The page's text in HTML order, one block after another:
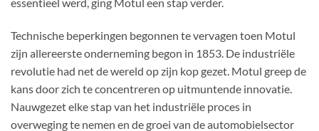
Technische beperkingen begonnen te vervagen toen Motul
zijn allereerste onderneming begon in 1853. De industriële
revolutie had net de wereld op zijn kop gezet. Motul greep de
kans door zich te concentreren op uitmuntende innovatie.
Nauwgezet elke stap van het industriële proces in
overweging te nemen en de groei van de automobielsector